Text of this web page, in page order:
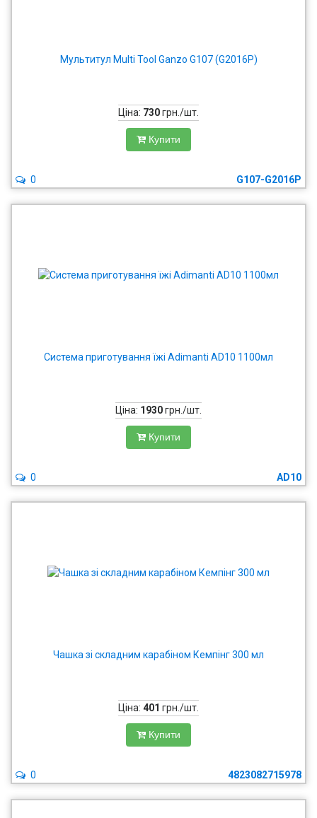
Мультитул Multi Tool Ganzo G107 (G2016P)
Ціна: 730грн./шт.
Купити
G107-G2016P
0
Система приготування їжі Adimanti AD10 1100мл
Ціна: 1930грн./шт.
Купити
AD10
0
Чашка зі складним карабіном Кемпінг 300 мл
Ціна: 401 грн./шт.
Купити
4823082715978
0